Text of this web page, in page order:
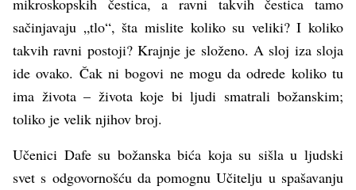
mikroskopskih čestica, a ravni takvih čestica tamo
sačinjavaju „tlo“, šta mislite koliko su veliki? I koliko
takvih ravni postoji? Krajnje je složeno. A sloj iza sloja
ide ovako. Čak ni bogovi ne mogu da odrede koliko tu
ima života – života koje bi ljudi smatrali božanskim;
toliko je velik njihov broj.
Učenici Dafe su božanska bića koja su sišla u ljudski
svet s odgovornošću da pomognu Učitelju u spašavanju